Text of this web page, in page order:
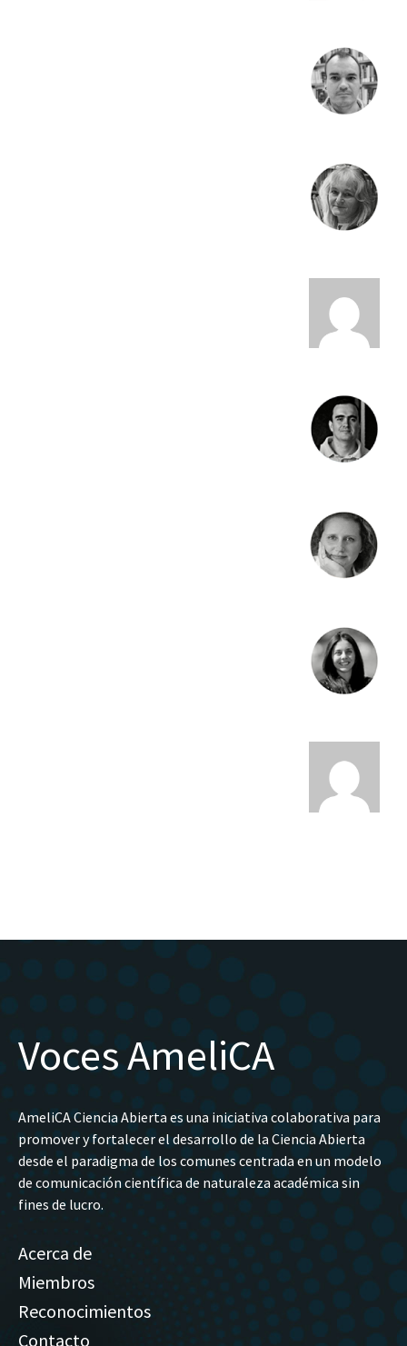
Voces AmeliCA
AmeliCA Ciencia Abierta es una iniciativa colaborativa para
promover y fortalecer el desarrollo de la Ciencia Abierta
desde el paradigma de los comunes centrada en un modelo
de comunicación científica de naturaleza académica sin
fines de lucro.
Acerca de
Miembros
Reconocimientos
Contacto